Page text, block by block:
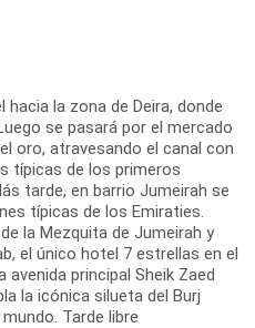
hacia la zona de Deira, donde
se pasará por el mercado
oro, atravesando el canal con
típicas de los primeros
tarde, en barrio Jumeirah se
típicas de los Emiraties.
la Mezquita de Jumeirah y
el único hotel 7 estrellas en el
principal Sheik Zaed
la icónica silueta del Burj
Tarde libre